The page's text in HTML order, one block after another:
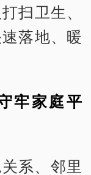
扫卫生、
落地、暖
牢家庭平
系、邻里